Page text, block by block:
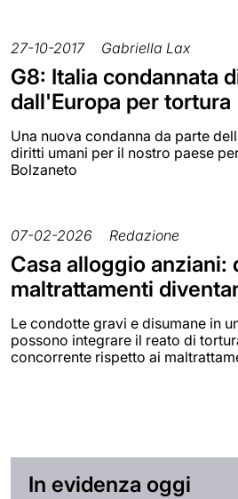
27-10-2017 Gabriella Lax
G8: Italia condannata
dall'Europa per tortura
Una nuova condanna da parte
diritti umani per il nostro paese
Bolzaneto
07-02-2026 Redazione
Casa alloggio anziani:
maltrattamenti
Le condotte gravi e disumane in
possono integrare il reato di
concorrente rispetto ai
In evidenza oggi